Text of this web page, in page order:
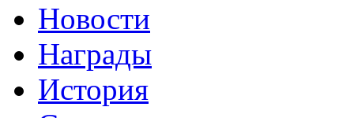
Новости
Награды
История